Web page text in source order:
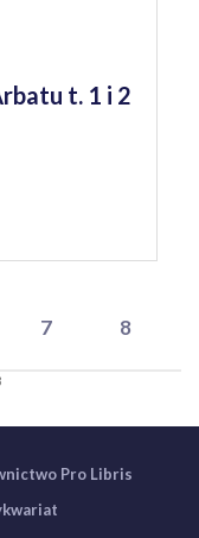
t. 1 i 2
7 8
Pro Libris